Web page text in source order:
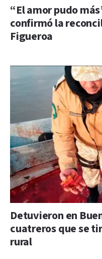
“El amor pudo
confirmó la
Figueroa
Detuvieron en
cuatreros que se
rural